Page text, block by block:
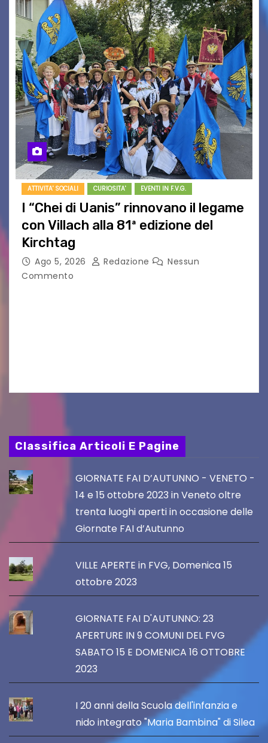
ATTIVITA' SOCIALI CURIOSITA' EVENTI IN F.V.G.
I “Chei di Uanis” rinnovano il legame
con Villach alla 81ª edizione del
Kirchtag
Ago 5, 2026 Redazione
Nessun
Commento
Classifica Articoli E Pagine
GIORNATE FAI D’AUTUNNO - VENETO -
14 e 15 ottobre 2023 in Veneto oltre
trenta luoghi aperti in occasione delle
Giornate FAI d’Autunno
VILLE APERTE in FVG, Domenica 15
ottobre 2023
GIORNATE FAI D'AUTUNNO: 23
APERTURE IN 9 COMUNI DEL FVG
SABATO 15 E DOMENICA 16 OTTOBRE
2023
I 20 anni della Scuola dell'infanzia e
nido integrato "Maria Bambina" di Silea